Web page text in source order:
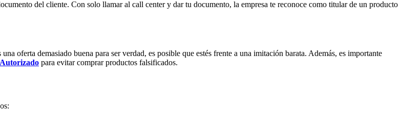
del cliente. Con solo llamar al call center y dar tu documento, la empresa te reconoce como titular de un producto
oferta demasiado buena para ser verdad, es posible que estés frente a una imitación barata. Además, es importante
para evitar comprar productos falsificados.